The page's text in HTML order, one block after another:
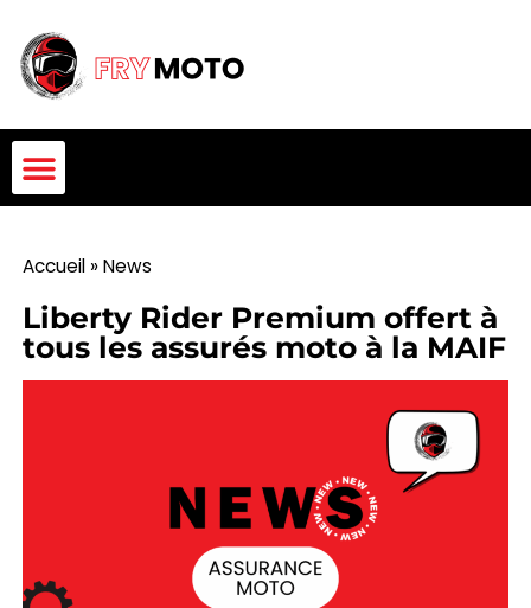
Accueil»News
Liberty Rider Premium offert à
tous les assurés moto à la MAIF